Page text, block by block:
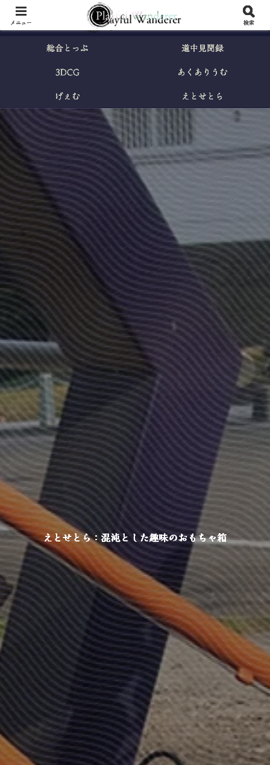
総合とっぷ 道中見聞録
3DCG あくありうむ
げぇむ えとせとら
えとせとら：混沌とした趣味のおもちゃ箱
メニュー 検索